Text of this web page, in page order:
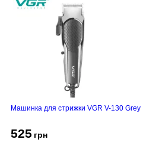
Машинка для стрижки VGR V-130 Grey
525 грн